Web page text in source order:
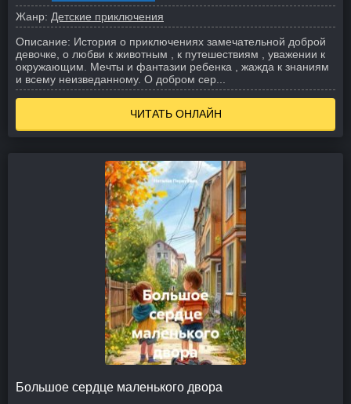
Жанр: Детские приключения
Описание: История о приключениях замечательной доброй
девочке, о любви к животным , к путешествиям , уважении к
окружающим. Мечты и фантазии ребенка , жажда к знаниям
и всему неизведанному. О добром сер...
ЧИТАТЬ ОНЛАЙН
Большое сердце маленького двора